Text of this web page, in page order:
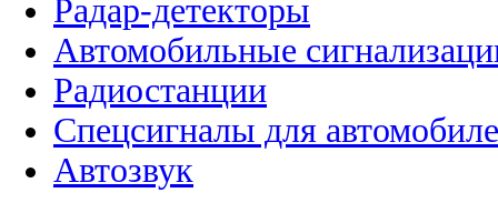
Радар-детекторы
Автомобильные
Радиостанции
Спецсигналы для
Автозвук